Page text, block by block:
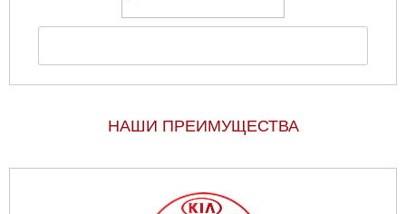
НАШИ ПРЕИМУЩЕСТВА